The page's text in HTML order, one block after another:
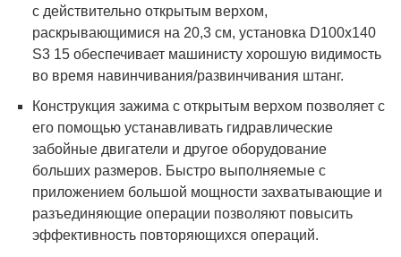
с действительно открытым верхом,
раскрывающимися на 20,3 см, установка D100x140
S3 15 обеспечивает машинисту хорошую видимость
во время навинчивания/развинчивания штанг.
Конструкция зажима с открытым верхом позволяет с
его помощью устанавливать гидравлические
забойные двигатели и другое оборудование
больших размеров. Быстро выполняемые с
приложением большой мощности захватывающие и
разъединяющие операции позволяют повысить
эффективность повторяющихся операций.